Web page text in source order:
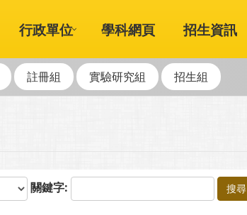
行政單位 學科網頁 招生資訊
註冊組 實驗研究組 招生組
關鍵字: 搜尋